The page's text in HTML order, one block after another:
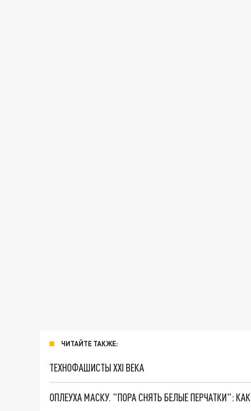
ЧИТАЙТЕ ТАКЖЕ:
ТЕХНОФАШИСТЫ XXI ВЕКА
ОПЛЕУХА МАСКУ. "ПОРА СНЯТЬ БЕЛЫЕ ПЕРЧАТКИ": КАК